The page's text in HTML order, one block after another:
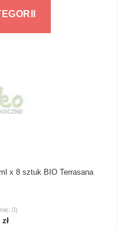
x 8 sztuk BIO Terrasana
0)